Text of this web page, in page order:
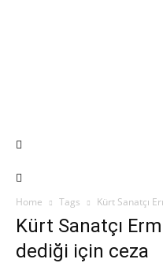
Home Tags Kürt Sanatçı
Kürt Sanatçı
dediği için ceza